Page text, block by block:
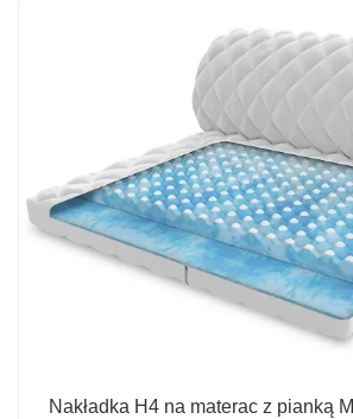
Nakładka H4 na materac z pianką